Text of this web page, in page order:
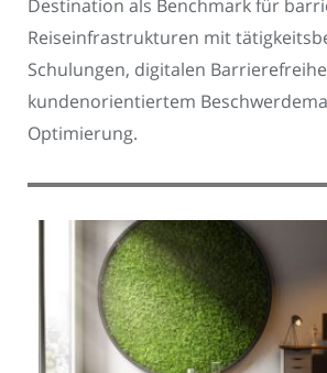
Destination als Benchmark für
Reiseinfrastrukturen mit
Schulungen, digitalen
kundenorientiertem
Optimierung.